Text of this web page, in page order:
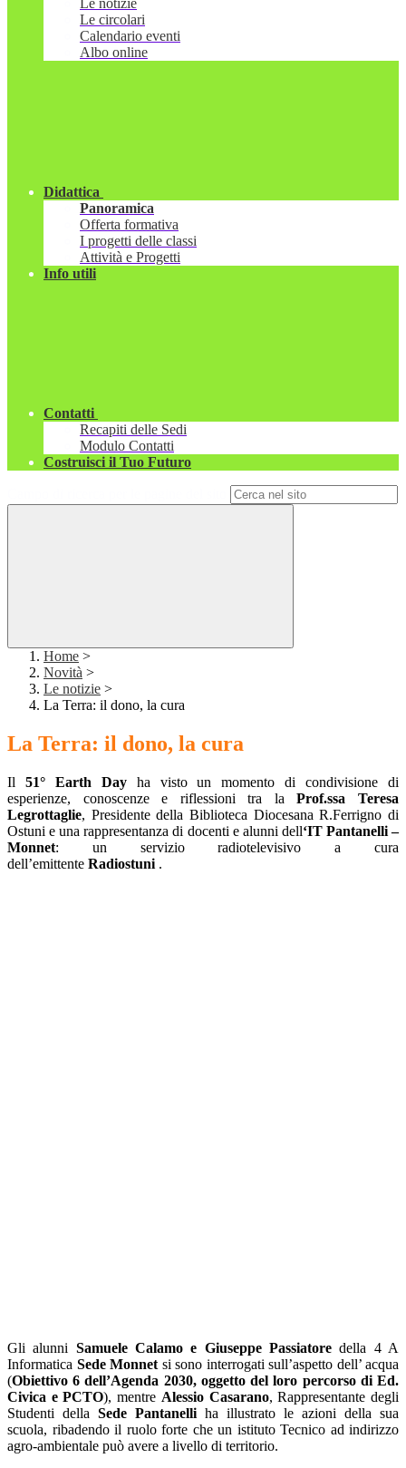
Le notizie
Le circolari
Calendario eventi
Albo online
Didattica
Panoramica
Offerta formativa
I progetti delle classi
Attività e Progetti
Info utili
Contatti
Recapiti delle Sedi
Modulo Contatti
Costruisci il Tuo Futuro
Home >
Novità >
Le notizie >
La Terra: il dono, la cura
La Terra: il dono, la cura
Il 51° Earth Dayha visto un momento di condivisione di
esperienze, conoscenze e riflessioni tra laProf.ssa Teresa
Legrottaglie, Presidente della Biblioteca Diocesana R.Ferrigno di
Ostuni e una rappresentanza di docenti e alunni dell‘IT Pantanelli –
Monnet: un servizio radiotelevisivo a cura
dell’emittente Radiostuni .
Gli alunni Samuele Calamo e Giuseppe Passiatore della 4 A
Informatica Sede Monnet si sono interrogati sull’aspetto dell’ acqua
(Obiettivo 6 dell’Agenda 2030, oggetto del loro percorso di Ed.
Civica e PCTO), mentre Alessio Casarano, Rappresentante degli
Studenti della Sede Pantanelli ha illustrato le azioni della sua
scuola, ribadendo il ruolo forte che un istituto Tecnico ad indirizzo
agro-ambientale può avere a livello di territorio.